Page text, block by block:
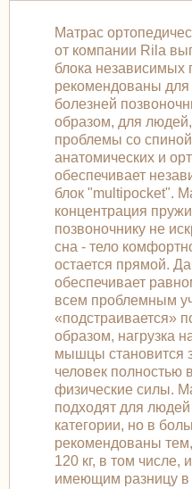
Матрас
от компании Rila
блока независимых
рекомендованы для
болезней
образом, для
проблемы со
анатомических и
обеспечивает
блок "multipocket".
концентрация
позвоночнику не
сна - тело
остается прямой.
обеспечивает
всем проблемным
«подстраивается»
образом, нагрузка
мышцы становится
человек полностью
физические силы.
подходят для
категории, но в
рекомендованы
120 кг, в том
имеющим разницу в